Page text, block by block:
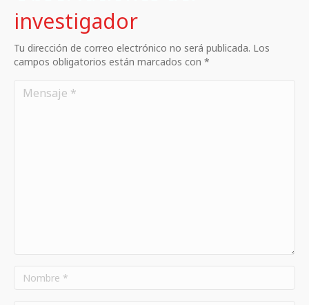
investigador
Tu dirección de correo electrónico no será publicada. Los
campos obligatorios están marcados con *